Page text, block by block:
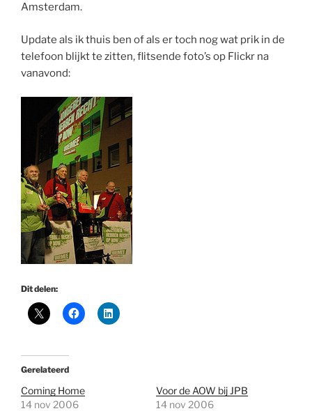
Amsterdam.
Update als ik thuis ben of als er toch nog wat prik in de
telefoon blijkt te zitten, flitsende foto’s op Flickr na
vanavond:
Dit delen:
Gerelateerd
Coming Home
14 nov 2006
Voor de AOW bij JPB
14 nov 2006